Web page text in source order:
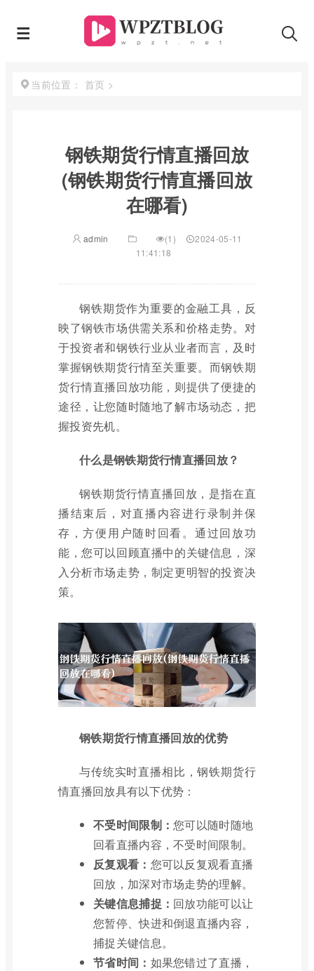
当前位置： 首页 >
钢铁期货行情直播回放
(钢铁期货行情直播回放
在哪看)
admin (1)
2024-05-11
11:41:18
钢铁期货作为重要的金融工具，反
映了钢铁市场供需关系和价格走势。对
于投资者和钢铁行业从业者而言，及时
掌握钢铁期货行情至关重要。而钢铁期
货行情直播回放功能，则提供了便捷的
途径，让您随时随地了解市场动态，把
握投资先机。
什么是钢铁期货行情直播回放？
钢铁期货行情直播回放，是指在直
播结束后，对直播内容进行录制并保
存，方便用户随时回看。通过回放功
能，您可以回顾直播中的关键信息，深
入分析市场走势，制定更明智的投资决
策。
钢铁期货行情直播回放的优势
与传统实时直播相比，钢铁期货行
情直播回放具有以下优势：
不受时间限制：您可以随时随地
回看直播内容，不受时间限制。
反复观看： 您可以反复观看直播
回放，加深对市场走势的理解。
关键信息捕捉： 回放功能可以让
您暂停、快进和倒退直播内容，
捕捉关键信息。
节省时间： 如果您错过了直播，